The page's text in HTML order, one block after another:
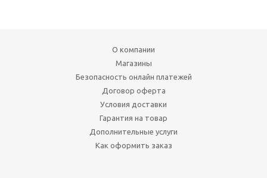
О компании
Магазины
Безопасность онлайн платежей
Договор оферта
Условия доставки
Гарантия на товар
Дополнительные услуги
Как оформить заказ